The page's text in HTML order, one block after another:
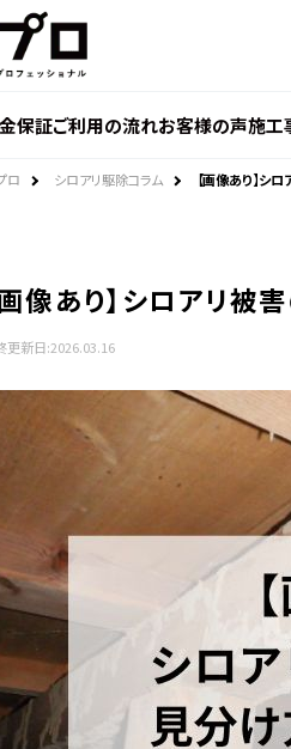
保証ご利用の流れお客様の声施工
ロ シロアリ駆除コラム 【画像あり】シ
画像あり】シロアリ被
更新日:2026.03.16